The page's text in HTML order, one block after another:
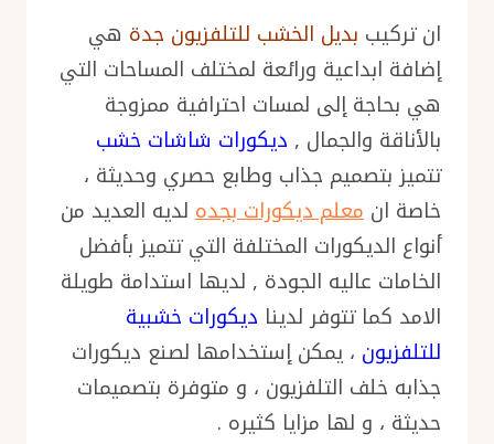
ان تركيب بديل الخشب للتلفزيون جدة هي
إضافة ابداعية ورائعة لمختلف المساحات التي
هي بحاجة إلى لمسات احترافية ممزوجة
بالأناقة والجمال , ديكورات شاشات خشب
تتميز بتصميم جذاب وطابع حصري وحديثة ،
خاصة ان معلم ديكورات بجده لديه العديد من
أنواع الديكورات المختلفة التي تتميز بأفضل
الخامات عاليه الجودة , لديها استدامة طويلة
الامد كما تتوفر لدينا ديكورات خشبية
للتلفزيون ، يمكن إستخدامها لصنع ديكورات
جذابه خلف التلفزيون ، و متوفرة بتصميمات
حديثة ، و لها مزايا كثيره .